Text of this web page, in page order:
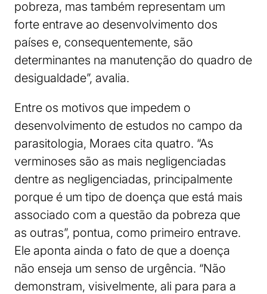
pobreza, mas também representam um
forte entrave ao desenvolvimento dos
países e, consequentemente, são
determinantes na manutenção do quadro de
desigualdade”, avalia.
Entre os motivos que impedem o
desenvolvimento de estudos no campo da
parasitologia, Moraes cita quatro. “As
verminoses são as mais negligenciadas
dentre as negligenciadas, principalmente
porque é um tipo de doença que está mais
associado com a questão da pobreza que
as outras”, pontua, como primeiro entrave.
Ele aponta ainda o fato de que a doença
não enseja um senso de urgência. “Não
demonstram, visivelmente, ali para para a